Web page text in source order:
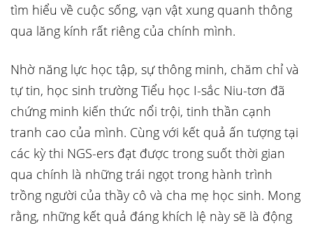
tìm hiểu về cuộc sống, vạn vật xung quanh thông
qua lăng kính rất riêng của chính mình.
Nhờ năng lực học tập, sự thông minh, chăm chỉ và
tự tin, học sinh trường Tiểu học I-sắc Niu-tơn đã
chứng minh kiến thức nổi trội, tinh thần cạnh
tranh cao của mình. Cùng với kết quả ấn tượng tại
các kỳ thi NGS-ers đạt được trong suốt thời gian
qua chính là những trái ngọt trong hành trình
trồng người của thầy cô và cha mẹ học sinh. Mong
rằng, những kết quả đáng khích lệ này sẽ là động